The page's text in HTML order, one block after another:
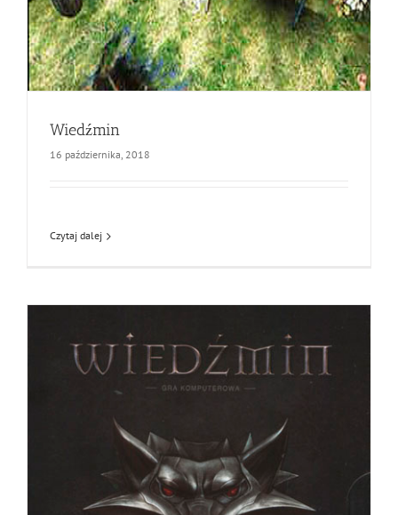
Wiedźmin
16 października, 2018
Czytaj dalej